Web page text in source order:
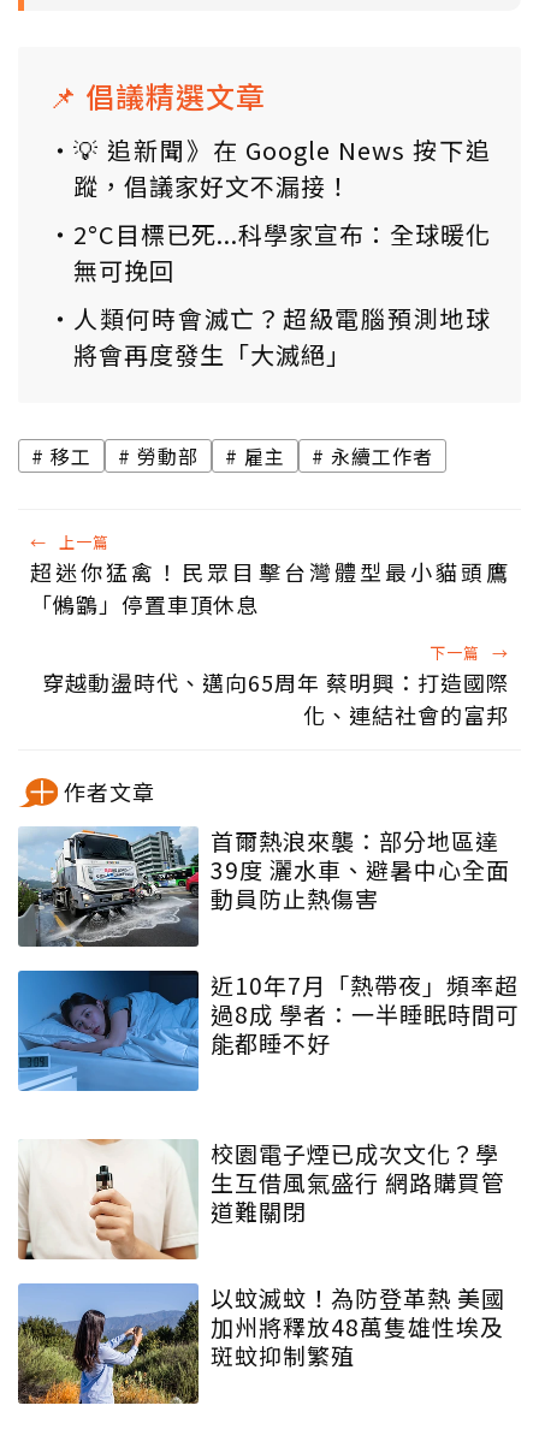
📌 倡議精選文章
💡 追新聞》在 Google News 按下追
蹤，倡議家好文不漏接！
2°C目標已死...科學家宣布：全球暖化
無可挽回
人類何時會滅亡？超級電腦預測地球
將會再度發生「大滅絕」
移工 勞動部 雇主 永續工作者
← 上一篇
超迷你猛禽！民眾目擊台灣體型最小貓頭鷹
「鵂鶹」停置車頂休息
下一篇 →
穿越動盪時代、邁向65周年 蔡明興：打造國際
化、連結社會的富邦
作者文章
首爾熱浪來襲：部分地區達
39度 灑水車、避暑中心全面
動員防止熱傷害
近10年7月「熱帶夜」頻率超
過8成 學者：一半睡眠時間可
能都睡不好
校園電子煙已成次文化？學
生互借風氣盛行 網路購買管
道難關閉
以蚊滅蚊！為防登革熱 美國
加州將釋放48萬隻雄性埃及
斑蚊抑制繁殖